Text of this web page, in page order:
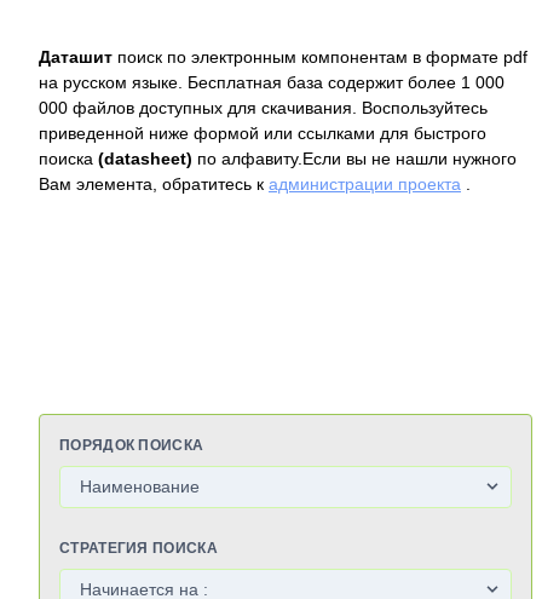
Даташит поиск по электронным компонентам в формате pdf
на русском языке. Бесплатная база содержит более 1 000
000 файлов доступных для скачивания. Воспользуйтесь
приведенной ниже формой или ссылками для быстрого
поиска (datasheet) по алфавиту.Если вы не нашли нужного
Вам элемента, обратитесь к администрации проекта
ПОРЯДОК ПОИСКА
СТРАТЕГИЯ ПОИСКА